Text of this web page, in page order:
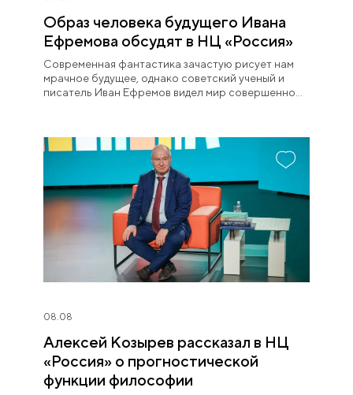
Образ человека будущего Ивана
Ефремова обсудят в НЦ «Россия»
Современная фантастика зачастую рисует нам
мрачное будущее, однако советский ученый и
писатель Иван Ефремов видел мир совершенно
08.08
Алексей Козырев рассказал в НЦ
«Россия» о прогностической
функции философии